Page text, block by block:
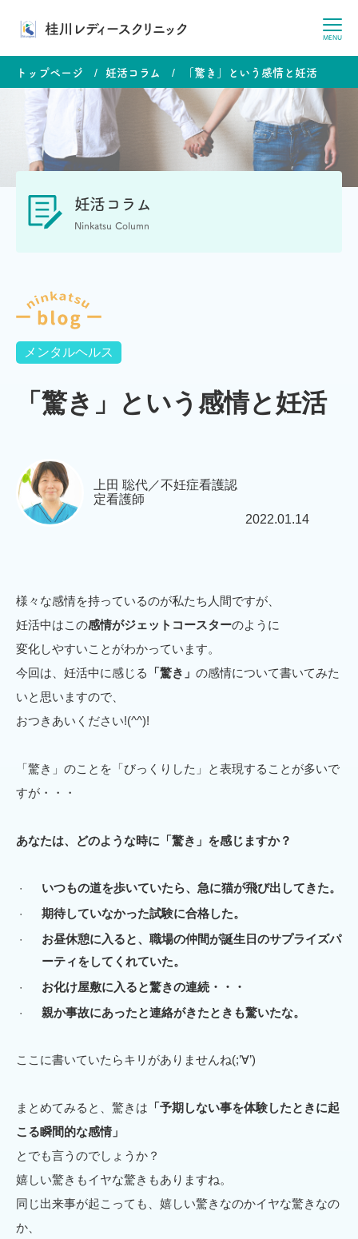
桂川レディースクリニック MENU
トップページ 妊活コラム 「驚き」という感情と妊活
妊活コラム
Ninkatsu Column
メンタルヘルス
「驚き」という感情と妊活
上田 聡代／不妊症看護認
定看護師
2022.01.14
様々な感情を持っているのが私たち人間ですが、
妊活中はこの感情がジェットコースターのように
変化しやすいことがわかっています。
今回は、妊活中に感じる
「驚き」 の感情について書いてみた
いと思いますので、
おつきあいください!(^^)!
「驚き」のことを「びっくりした」と表現することが多いで
すが・・・
あなたは、どのような時に「驚き」を感じますか？
いつもの道を歩いていたら、急に猫が飛び出してきた。
期待していなかった試験に合格した。
お昼休憩に入ると、職場の仲間が誕生日のサプライズパ
ーティをしてくれていた。
お化け屋敷に入ると驚きの連続・・・
親か事故にあったと連絡がきたときも驚いたな。
ここに書いていたらキリがありませんね(;’∀’)
まとめてみると、驚きは 「予期しない事を体験したときに起
こる瞬間的な感情」
とでも言うのでしょうか？
嬉しい驚きもイヤな驚きもありますね。
同じ出来事が起こっても、嬉しい驚きなのかイヤな驚きなの
か、